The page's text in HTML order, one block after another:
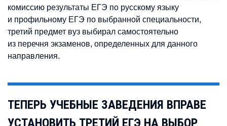
комиссию результаты ЕГЭ по русскому языку
и профильному ЕГЭ по выбранной специальности,
третий предмет вуз выбирал самостоятельно
из перечня экзаменов, определенных для данного
направления.
ТЕПЕРЬ УЧЕБНЫЕ ЗАВЕДЕНИЯ ВПРАВЕ
УСТАНОВИТЬ ТРЕТИЙ ЕГЭ НА ВЫБОР